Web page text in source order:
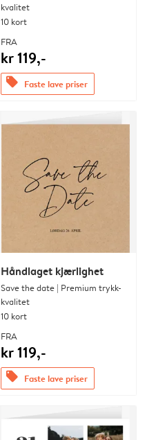
kvalitet
10 kort
FRA
kr 119,-
offers Faste lave priser
Håndlaget kjærlighet
Save the date | Premium trykk-
kvalitet
10 kort
FRA
kr 119,-
offers Faste lave priser